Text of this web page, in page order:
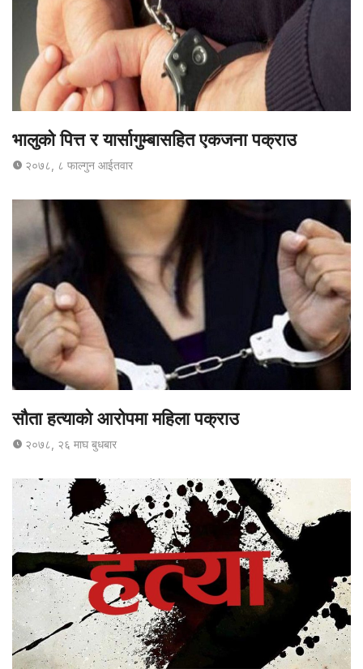
भालुको पित्त र यार्सागुम्बासहित एकजना पक्राउ
२०७८, ८ फाल्गुन आईतवार
सौता हत्याको आरोपमा महिला पक्राउ
२०७८, २६ माघ बुधबार